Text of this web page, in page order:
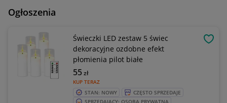
Ogłoszenia
Świeczki LED zestaw 5 świec
dekoracyjne ozdobne efekt
płomienia pilot białe
KUP TERAZ
55zł
STAN: NOWY
CZĘSTO SPRZEDAJE
SPRZEDAJĄCY: OSOBA PRYWATNA